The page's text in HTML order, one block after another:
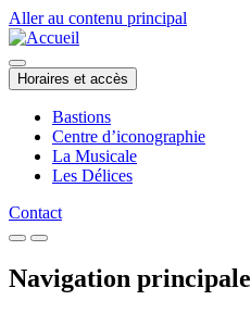
Aller au contenu principal
Horaires et accès
Bastions
Centre d’iconographie
La Musicale
Les Délices
Contact
Navigation principale